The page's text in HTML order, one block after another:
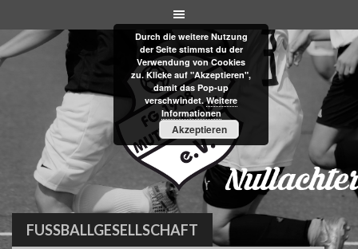
to
content
FUSSBALLGESELLSCHAFT
Durch die weitere Nutzung
der Seite stimmst du der
Verwendung von Cookies
zu. Klicke auf "Akzeptieren",
damit das Pop-up
verschwindet.Weitere
Informationen
Akzeptieren